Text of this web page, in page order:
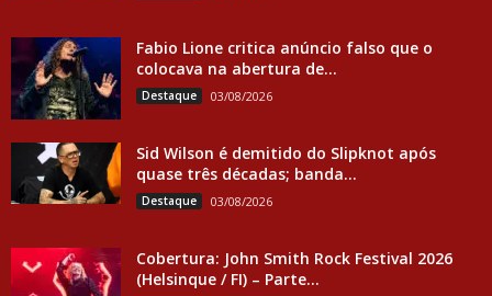
Fabio Lione critica anúncio falso que o
colocava na abertura de...
Destaque 03/08/2026
Sid Wilson é demitido do Slipknot após
quase três décadas; banda...
Destaque 03/08/2026
Cobertura: John Smith Rock Festival 2026
(Helsinque / FI) – Parte...